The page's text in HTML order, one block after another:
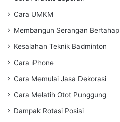
Cara UMKM
Membangun Serangan Bertahap
Kesalahan Teknik Badminton
Cara iPhone
Cara Memulai Jasa Dekorasi
Cara Melatih Otot Punggung
Dampak Rotasi Posisi